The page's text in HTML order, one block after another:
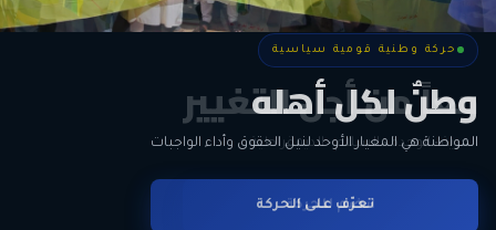
حركة وطنية قومية سياسية
وطنٌ لكل أهله
المواطنة هي المعيار الأوحد لنيل الحقوق وأداء الواجبات
تعرّف على الحركة
حركة وطنية قومية سياسية
معاً من أجل التغيير
الحرية • الوحدة • السلام • الديمقراطية
انضم للحركة